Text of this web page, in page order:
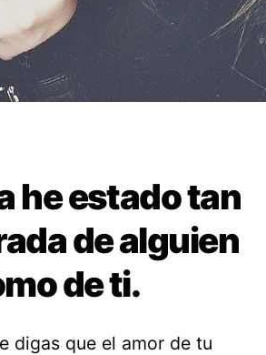
he estado tan
de alguien
de ti.
digas que el amor de tu